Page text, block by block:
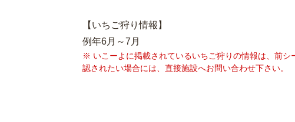
【いちご狩り情報】
例年6月～7月
※ いこーよに掲載されているいちご狩りの情報は、前
認されたい場合には、直接施設へお問い合わせ下さい。